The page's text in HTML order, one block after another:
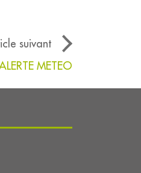
suivant
METEO